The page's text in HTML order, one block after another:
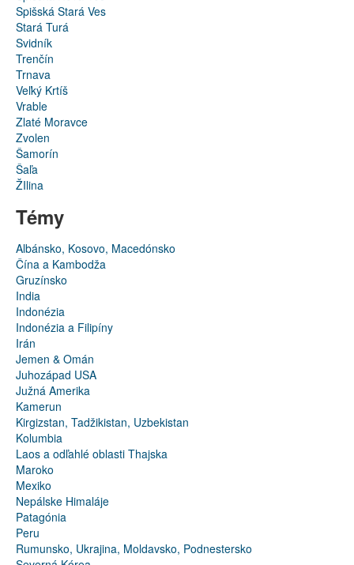
Spišská Stará Ves
Stará Turá
Svidník
Trenčín
Trnava
Veľký Krtíš
Vrable
Zlaté Moravce
Zvolen
Šamorín
Šaľa
ŽIlina
Témy
Albánsko, Kosovo, Macedónsko
Čína a Kambodža
Gruzínsko
India
Indonézia
Indonézia a Filipíny
Irán
Jemen & Omán
Juhozápad USA
Južná Amerika
Kamerun
Kirgizstan, Tadžikistan, Uzbekistan
Kolumbia
Laos a odľahlé oblasti Thajska
Maroko
Mexiko
Nepálske Himaláje
Patagónia
Peru
Rumunsko, Ukrajina, Moldavsko, Podnestersko